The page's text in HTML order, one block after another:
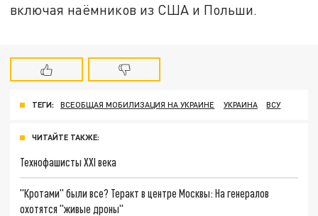
включая наёмников из США и Польши.
ТЕГИ: ВСЕОБЩАЯ МОБИЛИЗАЦИЯ НА УКРАИНЕ УКРАИНА ВСУ
ЧИТАЙТЕ ТАКЖЕ:
Технофашисты XXI века
"Кротами" были все? Теракт в центре Москвы: На генералов
охотятся "живые дроны"